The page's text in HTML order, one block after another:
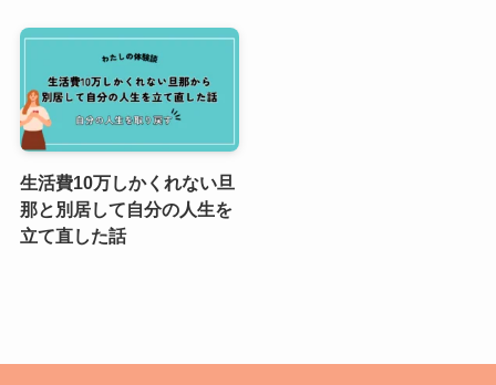
生活費10万しかくれない旦
那と別居して自分の人生を
立て直した話